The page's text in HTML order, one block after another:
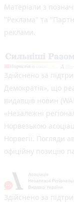
Матеріали з
"Реклама" та
реклами.
Здійснено за
Демократія», що
видавців новин
«Незалежні
Норвезькою
Норвегії. Погляди
офіційну позицію
Здійснено за